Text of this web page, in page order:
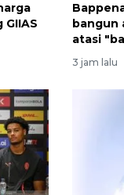
bangun
atasi
3 jam lalu
tumbuh 5,29
2026-08-06 18:45:00